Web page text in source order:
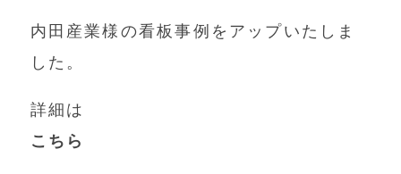
内田産業様の看板事例をアップいたしま
した。
詳細は
こちら